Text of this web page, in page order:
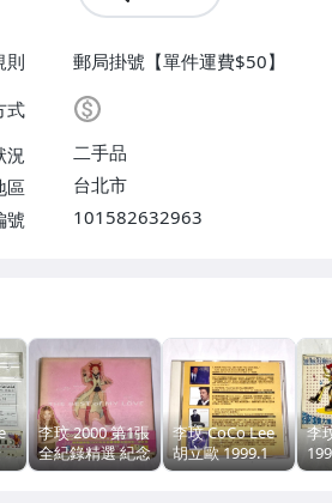
則
郵局掛號【單件運費$50】
式
況
二手品
區
台北市
號
101582632963
李玟 2000 第1張
全紀錄精選 紀念
寶盒 [白色風衣
李玟 CoCo Lee
胡立歐 1999.1
When You Tell
李